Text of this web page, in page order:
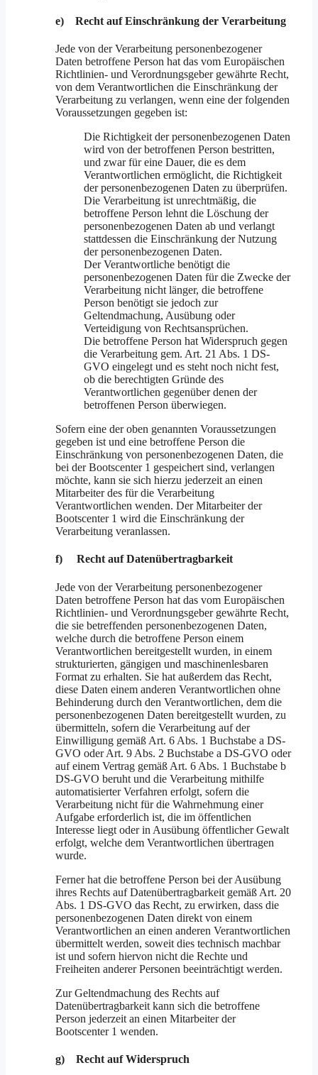
e) Recht auf Einschränkung der Verarbeitung
Jede von der Verarbeitung personenbezogener
Daten betroffene Person hat das vom Europäischen
Richtlinien- und Verordnungsgeber gewährte Recht,
von dem Verantwortlichen die Einschränkung der
Verarbeitung zu verlangen, wenn eine der folgenden
Voraussetzungen gegeben ist:
Die Richtigkeit der personenbezogenen Daten
wird von der betroffenen Person bestritten,
und zwar für eine Dauer, die es dem
Verantwortlichen ermöglicht, die Richtigkeit
der personenbezogenen Daten zu überprüfen.
Die Verarbeitung ist unrechtmäßig, die
betroffene Person lehnt die Löschung der
personenbezogenen Daten ab und verlangt
stattdessen die Einschränkung der Nutzung
der personenbezogenen Daten.
Der Verantwortliche benötigt die
personenbezogenen Daten für die Zwecke der
Verarbeitung nicht länger, die betroffene
Person benötigt sie jedoch zur
Geltendmachung, Ausübung oder
Verteidigung von Rechtsansprüchen.
Die betroffene Person hat Widerspruch gegen
die Verarbeitung gem. Art. 21 Abs. 1 DS-
GVO eingelegt und es steht noch nicht fest,
ob die berechtigten Gründe des
Verantwortlichen gegenüber denen der
betroffenen Person überwiegen.
Sofern eine der oben genannten Voraussetzungen
gegeben ist und eine betroffene Person die
Einschränkung von personenbezogenen Daten, die
bei der Bootscenter 1 gespeichert sind, verlangen
möchte, kann sie sich hierzu jederzeit an einen
Mitarbeiter des für die Verarbeitung
Verantwortlichen wenden. Der Mitarbeiter der
Bootscenter 1 wird die Einschränkung der
Verarbeitung veranlassen.
f) Recht auf Datenübertragbarkeit
Jede von der Verarbeitung personenbezogener
Daten betroffene Person hat das vom Europäischen
Richtlinien- und Verordnungsgeber gewährte Recht,
die sie betreffenden personenbezogenen Daten,
welche durch die betroffene Person einem
Verantwortlichen bereitgestellt wurden, in einem
strukturierten, gängigen und maschinenlesbaren
Format zu erhalten. Sie hat außerdem das Recht,
diese Daten einem anderen Verantwortlichen ohne
Behinderung durch den Verantwortlichen, dem die
personenbezogenen Daten bereitgestellt wurden, zu
übermitteln, sofern die Verarbeitung auf der
Einwilligung gemäß Art. 6 Abs. 1 Buchstabe a DS-
GVO oder Art. 9 Abs. 2 Buchstabe a DS-GVO oder
auf einem Vertrag gemäß Art. 6 Abs. 1 Buchstabe b
DS-GVO beruht und die Verarbeitung mithilfe
automatisierter Verfahren erfolgt, sofern die
Verarbeitung nicht für die Wahrnehmung einer
Aufgabe erforderlich ist, die im öffentlichen
Interesse liegt oder in Ausübung öffentlicher Gewalt
erfolgt, welche dem Verantwortlichen übertragen
wurde.
Ferner hat die betroffene Person bei der Ausübung
ihres Rechts auf Datenübertragbarkeit gemäß Art. 20
Abs. 1 DS-GVO das Recht, zu erwirken, dass die
personenbezogenen Daten direkt von einem
Verantwortlichen an einen anderen Verantwortlichen
übermittelt werden, soweit dies technisch machbar
ist und sofern hiervon nicht die Rechte und
Freiheiten anderer Personen beeinträchtigt werden.
Zur Geltendmachung des Rechts auf
Datenübertragbarkeit kann sich die betroffene
Person jederzeit an einen Mitarbeiter der
Bootscenter 1 wenden.
g) Recht auf Widerspruch